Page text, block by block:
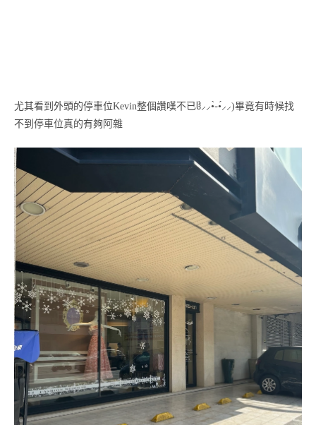
尤其看到外頭的停車位Kevin整個讚嘆不已ჱ̒⸝⸝•̀֊•́⸝⸝)‪畢竟有時候找
不到停車位真的有夠阿雜